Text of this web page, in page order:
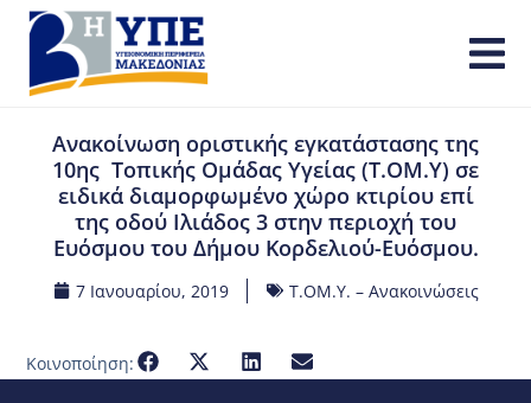
Ανακοίνωση οριστικής εγκατάστασης της
10ης Τοπικής Ομάδας Υγείας (Τ.ΟΜ.Υ) σε
ειδικά διαμορφωμένο χώρο κτιρίου επί
της οδού Ιλιάδος 3 στην περιοχή του
Ευόσμου του Δήμου Κορδελιού-Ευόσμου.
7 Ιανουαρίου, 2019 Τ.ΟΜ.Υ. – Ανακοινώσεις
Κοινοποίηση: